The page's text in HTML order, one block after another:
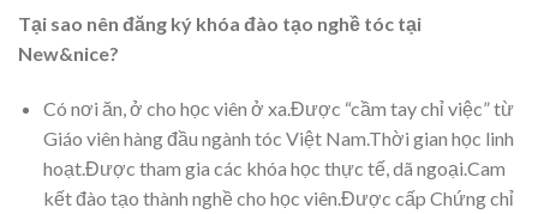
Tại sao nên đăng ký khóa đào tạo nghề tóc tại
New&nice?
Có nơi ăn, ở cho học viên ở xa.Được “cầm tay chỉ việc” từ
Giáo viên hàng đầu ngành tóc Việt Nam.Thời gian học linh
hoạt.Được tham gia các khóa học thực tế, dã ngoại.Cam
kết đào tạo thành nghề cho học viên.Được cấp Chứng chỉ